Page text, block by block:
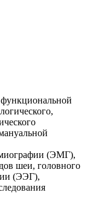
функциональной
(ЭМГ),
шеи, головного
(ЭЭГ),